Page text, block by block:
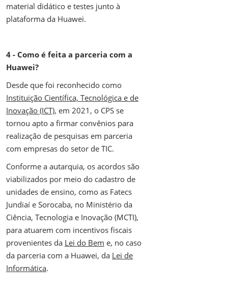
material didático e testes junto à
plataforma da Huawei.
4 - Como é feita a parceria com a
Huawei?
Desde que foi reconhecido como
Instituição Científica, Tecnológica e de
Inovação (ICT), em 2021, o CPS se
tornou apto a firmar convênios para
realização de pesquisas em parceria
com empresas do setor de TIC.
Conforme a autarquia, os acordos são
viabilizados por meio do cadastro de
unidades de ensino, como as Fatecs
Jundiaí e Sorocaba, no Ministério da
Ciência, Tecnologia e Inovação (MCTI),
para atuarem com incentivos fiscais
provenientes da Lei do Bem e, no caso
da parceria com a Huawei, da Lei de
Informática.